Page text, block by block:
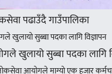
पढाउँदै गाउँपालिका
खुलायो सुब्बा पदका लागि